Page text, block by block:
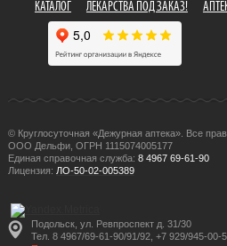
КАТАЛОГ ЛЕКАРСТВА ПОД ЗАКАЗ!
© Круглосуточная «Дежурная аптека». Все
ООО Дельфи, ОГРН 1115074005177
Единая справочная служба: 8 4967 69-61-90
Лицензия: ЛО-50-02-005389
Подольск, ул. Ревпроспект д. 31/30
Тел. 8 4967/69-61-90/91/92, +7 929/945-00-